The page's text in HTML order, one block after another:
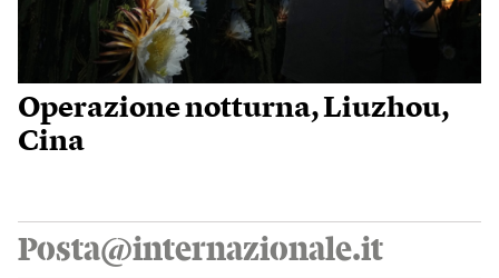
Operazione notturna, Liuzhou,
Cina
Posta@internazionale.it